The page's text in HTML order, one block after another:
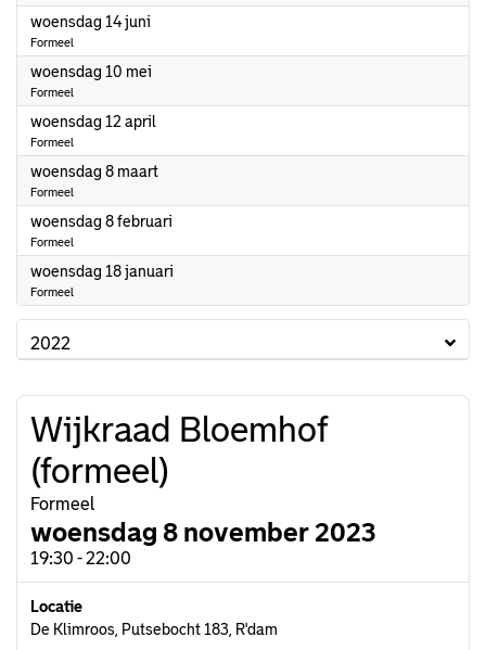
woensdag 14 juni
Formeel
woensdag 10 mei
Formeel
woensdag 12 april
Formeel
woensdag 8 maart2023
Formeel
woensdag 8 februari
Formeel
woensdag 18 januari
Formeel
2022
Wijkraad Bloemhof
(formeel)
Formeel
woensdag 8 november 2023
19:30 - 22:00
Locatie
De Klimroos, Putsebocht 183, R'dam